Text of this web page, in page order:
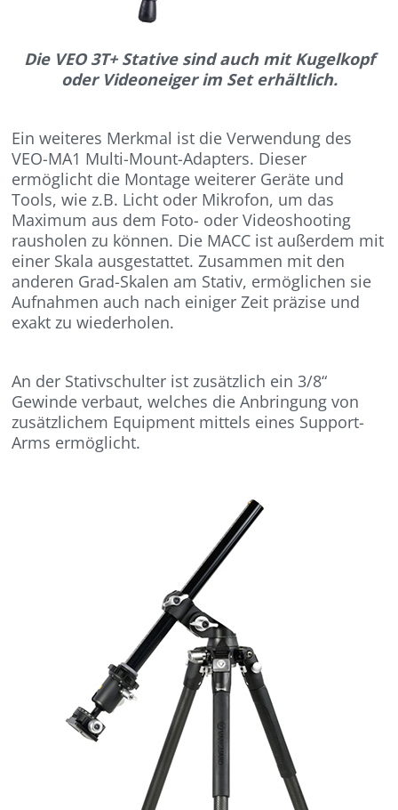
Die VEO 3T+ Stative sind auch mit Kugelkopf
oder Videoneiger im Set erhältlich.
Ein weiteres Merkmal ist die Verwendung des
VEO-MA1 Multi-Mount-Adapters. Dieser
ermöglicht die Montage weiterer Geräte und
Tools, wie z.B. Licht oder Mikrofon, um das
Maximum aus dem Foto- oder Videoshooting
rausholen zu können. Die MACC ist außerdem mit
einer Skala ausgestattet. Zusammen mit den
anderen Grad-Skalen am Stativ, ermöglichen sie
Aufnahmen auch nach einiger Zeit präzise und
exakt zu wiederholen.
An der Stativschulter ist zusätzlich ein 3/8“
Gewinde verbaut, welches die Anbringung von
zusätzlichem Equipment mittels eines Support-
Arms ermöglicht.